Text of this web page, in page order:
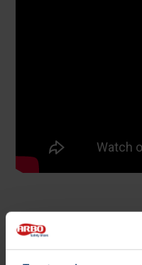
Specificaties